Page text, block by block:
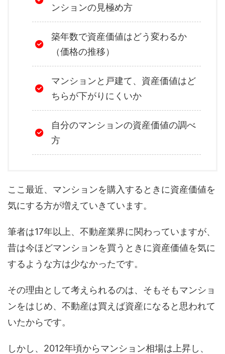
ンションの見極め方
築年数で資産価値はどう変わるか
（価格の推移）
マンションと戸建て、資産価値はど
ちらが下がりにくいか
自分のマンションの資産価値の調べ
方
ここ最近、マンションを購入するときに資産価値を
気にする方が増えていきています。
筆者は17年以上、不動産業界に関わっていますが、
昔は今ほどマンションを買うときに資産価値を気に
するような方は少なかったです。
その理由として考えられるのは、そもそもマンショ
ンをはじめ、不動産は買えば資産になると思われて
いたからです。
しかし、2012年頃からマンション相場は上昇し、